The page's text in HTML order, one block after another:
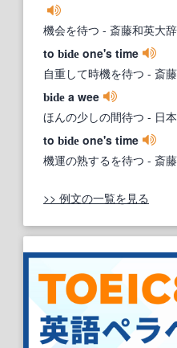
機会を待つ - 斎藤和英大
to bide one's time
自重して時機を待つ - 斎
bide a wee
ほんの少しの間待つ - 日
to bide one's time
機運の熟するを待つ - 斎
>> 例文の一覧を見る